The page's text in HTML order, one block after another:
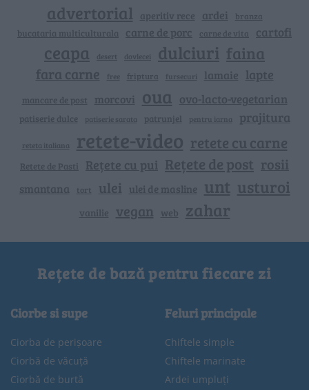
advertorial aperitiv rece ardei branza
bucataria multiculturala carne de porc carne de vita cartofi
ceapa desert dovlecei dulciuri faina
fara carne free friptura fursecuri lamaie lapte
mancare de post morcovi oua ovo-lacto-vegetarian
patiserie dulce patiserie sarata patrunjel pentru iarna prajitura
reteta italiana retete-video retete cu carne
Retete de Pasti Rețete cu pui Rețete de post rosii
smantana tort ulei ulei de masline unt usturoi
vanilie vegan web zahar
Rețete de bază pentru fiecare zi
Ciorbe si supe
Ciorba de perișoare
Ciorbă de văcuță
Ciorbă de burtă
Feluri principale
Chiftele simple
Chiftele marinate
Ardei umpluți